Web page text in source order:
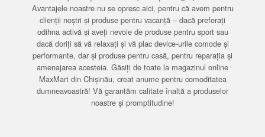
Avantajele noastre nu se opresc aici, pentru că avem pentru
clienții noștri și produse pentru vacanță – dacă preferați
odihna activă și aveți nevoie de produse pentru sport sau
dacă doriți să vă relaxați și vă plac device-urile comode și
performante, dar și produse pentru casă, pentru reparația și
amenajarea acesteia. Găsiți de toate la magazinul online
MaxMart din Chișinău, creat anume pentru comoditatea
dumneavoastră! Vă garantăm calitate înaltă a produselor
noastre și promptitudine!